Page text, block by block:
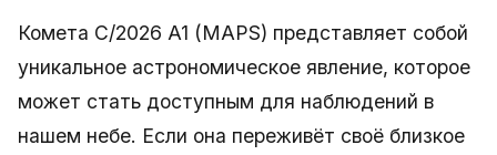
Комета C/2026 A1 (MAPS) представляет собой
уникальное астрономическое явление, которое
может стать доступным для наблюдений в
нашем небе. Если она переживёт своё близкое